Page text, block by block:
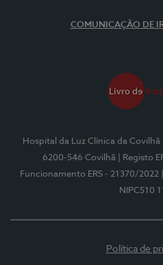
COMUNICAÇÃO DE
Hospital da Luz Clínica da Covilhã
6200-546 Covilhã
| Registo
Funcionamento ERS - 21370/2022
NIPC510
Política de